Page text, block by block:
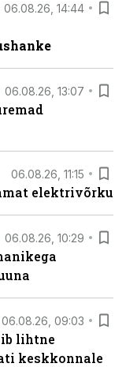
06.08.26, 14:44
06.08.26, 13:07
06.08.26, 11:15
elektrivõrku
06.08.26, 10:29
06.08.26, 09:03
lihtne
keskkonnale